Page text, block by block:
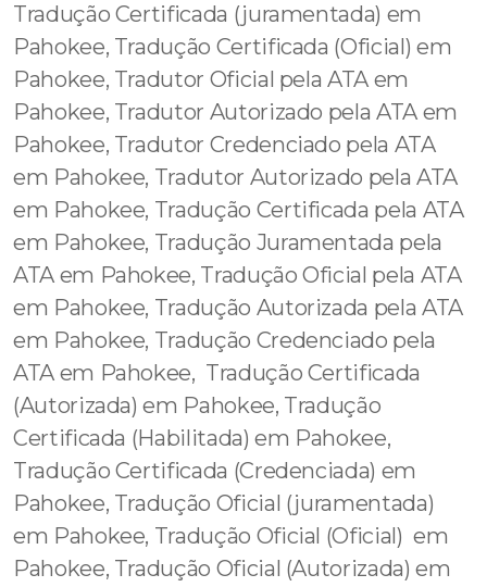
Tradução Certificada (juramentada) em
Pahokee, Tradução Certificada (Oficial) em
Pahokee, Tradutor Oficial pela ATA em
Pahokee, Tradutor Autorizado pela ATA em
Pahokee, Tradutor Credenciado pela ATA
em Pahokee, Tradutor Autorizado pela ATA
em Pahokee, Tradução Certificada pela ATA
em Pahokee, Tradução Juramentada pela
ATA em Pahokee, Tradução Oficial pela ATA
em Pahokee, Tradução Autorizada pela ATA
em Pahokee, Tradução Credenciado pela
ATA em Pahokee, Tradução Certificada
(Autorizada) em Pahokee, Tradução
Certificada (Habilitada) em Pahokee,
Tradução Certificada (Credenciada) em
Pahokee, Tradução Oficial (juramentada)
em Pahokee, Tradução Oficial (Oficial) em
Pahokee, Tradução Oficial (Autorizada) em